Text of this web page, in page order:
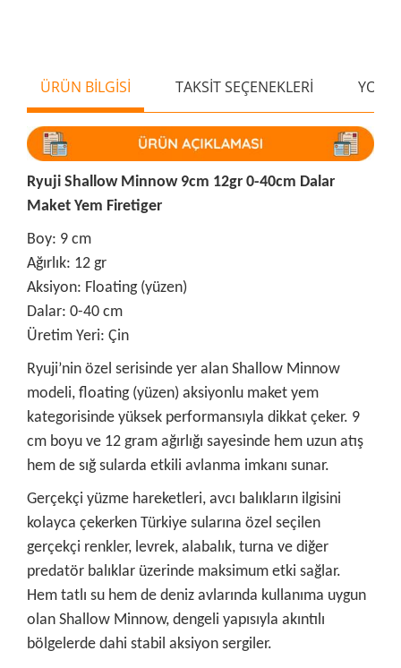
ÜRÜN BİLGİSİ TAKSİT SEÇENEKLERİ
Ryuji Shallow Minnow 9cm 12gr 0-40cm Dalar
Maket Yem Firetiger
Boy: 9 cm
Ağırlık: 12 gr
Aksiyon: Floating (yüzen)
Dalar: 0-40 cm
Üretim Yeri: Çin
Ryuji’nin özel serisinde yer alan Shallow Minnow
modeli, floating (yüzen) aksiyonlu maket yem
kategorisinde yüksek performansıyla dikkat çeker. 9
cm boyu ve 12 gram ağırlığı sayesinde hem uzun atış
hem de sığ sularda etkili avlanma imkanı sunar.
Gerçekçi yüzme hareketleri, avcı balıkların ilgisini
kolayca çekerken Türkiye sularına özel seçilen
gerçekçi renkler, levrek, alabalık, turna ve diğer
predatör balıklar üzerinde maksimum etki sağlar.
Hem tatlı su hem de deniz avlarında kullanıma uygun
olan Shallow Minnow, dengeli yapısıyla akıntılı
bölgelerde dahi stabil aksiyon sergiler.